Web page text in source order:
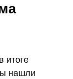
итоге
нашли